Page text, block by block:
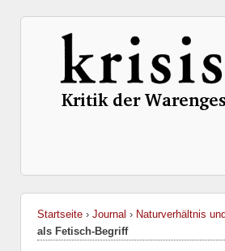
Startseite › Journal › Naturverhältnis
als Fetisch-Begriff